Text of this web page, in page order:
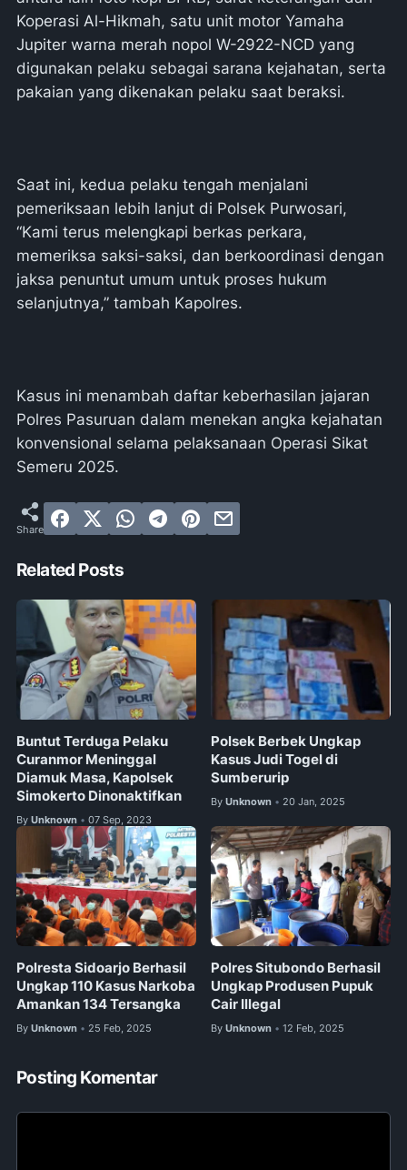
Koperasi Al-Hikmah, satu unit motor Yamaha
Jupiter warna merah nopol W-2922-NCD yang
digunakan pelaku sebagai sarana kejahatan, serta
pakaian yang dikenakan pelaku saat beraksi.
Saat ini, kedua pelaku tengah menjalani
pemeriksaan lebih lanjut di Polsek Purwosari,
“Kami terus melengkapi berkas perkara,
memeriksa saksi-saksi, dan berkoordinasi dengan
jaksa penuntut umum untuk proses hukum
selanjutnya,” tambah Kapolres.
Kasus ini menambah daftar keberhasilan jajaran
Polres Pasuruan dalam menekan angka kejahatan
konvensional selama pelaksanaan Operasi Sikat
Semeru 2025.
Related Posts
Buntut Terduga Pelaku
Curanmor Meninggal
Diamuk Masa, Kapolsek
Simokerto Dinonaktifkan
By Unknown • 07 Sep, 2023
Polsek Berbek Ungkap
Kasus Judi Togel di
Sumberurip
By Unknown • 20 Jan, 2025
Polresta Sidoarjo Berhasil
Ungkap 110 Kasus Narkoba
Amankan 134 Tersangka
By Unknown • 25 Feb, 2025
Polres Situbondo Berhasil
Ungkap Produsen Pupuk
Cair Illegal
By Unknown • 12 Feb, 2025
Posting Komentar